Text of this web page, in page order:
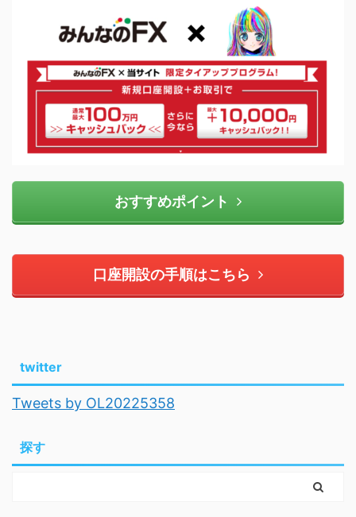
おすすめポイント
口座開設の手順はこちら
twitter
Tweets by OL20225358
探す